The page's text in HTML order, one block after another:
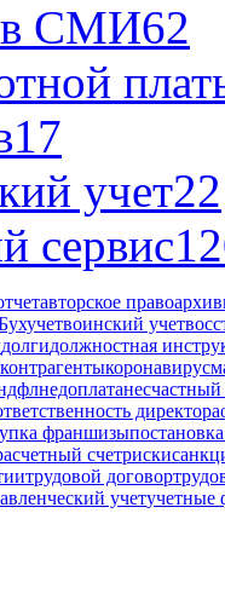
в СМИ62
17
учет22
сервис
авторское право
воинский учет
долгидолжностная
контрагентыкоронавирус
недоплатанесчастный
директора
франшизы
счетриски
трудовой договор
учетучетные